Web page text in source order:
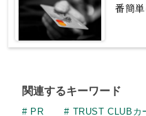
番簡
関連するキーワード
PR TRUST CLUBカ